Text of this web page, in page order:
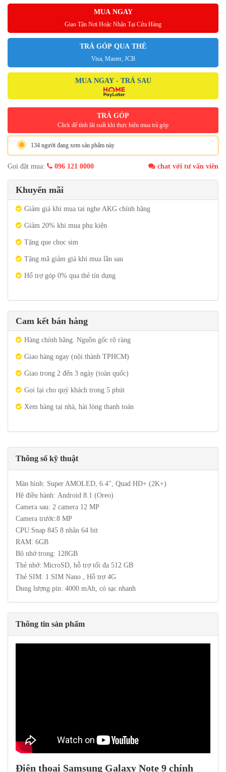
MUA NGAY
Giao Tận Nơi Hoặc Nhận Tại Cửa Hàng
TRẢ GÓP QUA THẺ
Visa, Master, JCB
MUA NGAY - TRẢ SAU
TRẢ GÓP
Click để tính lãi suất khi thực hiện mua trả góp
134 người đang xem sản phẩm này
Gọi đặt mua: 096 121 0000 chat với tư vấn viên
Khuyến mãi
Giảm giá khi mua tai nghe AKG chính hãng
Giảm 20% khi mua phụ kiện
Tặng que chọc sim
Tặng mã giảm giá khi mua lần sau
Hổ trợ góp 0% qua thẻ tín dụng
Cam kết bán hàng
Hàng chính hãng. Nguồn gốc rõ ràng
Giao hàng ngay (nội thành TPHCM)
Giao trong 2 đến 3 ngày (toàn quốc)
Gọi lại cho quý khách trong 5 phút
Xem hàng tại nhà, hài lòng thanh toán
Thông số kỹ thuật
Màn hình: Super AMOLED, 6.4", Quad HD+ (2K+)
Hệ điều hành: Android 8.1 (Oreo)
Camera sau: 2 camera 12 MP
Camera trước:8 MP
CPU:Snap 845 8 nhân 64 bit
RAM: 6GB
Bộ nhớ trong: 128GB
Thẻ nhớ: MicroSD, hỗ trợ tối đa 512 GB
Thẻ SIM: 1 SIM Nano , Hỗ trợ 4G
Dung lượng pin: 4000 mAh, có sạc nhanh
Thông tin sản phẩm
Điện thoại Samsung Galaxy Note 9 chính